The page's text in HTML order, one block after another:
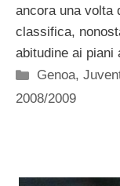
ancora una volta
classifica,
abitudine ai
Categorie
Genoa,
2008/2009